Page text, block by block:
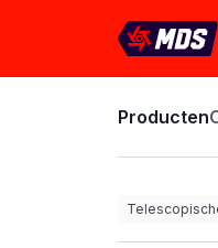
Producten